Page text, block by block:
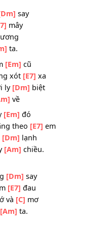
em[E7]
[Dm]
[Am]
[Dm]say
[E7]mây
thương
[Am]
[Em]cũ
xót
lời ly[Dm]
[Em]đó
lãng theo
[Dm]lạnh
[Am]